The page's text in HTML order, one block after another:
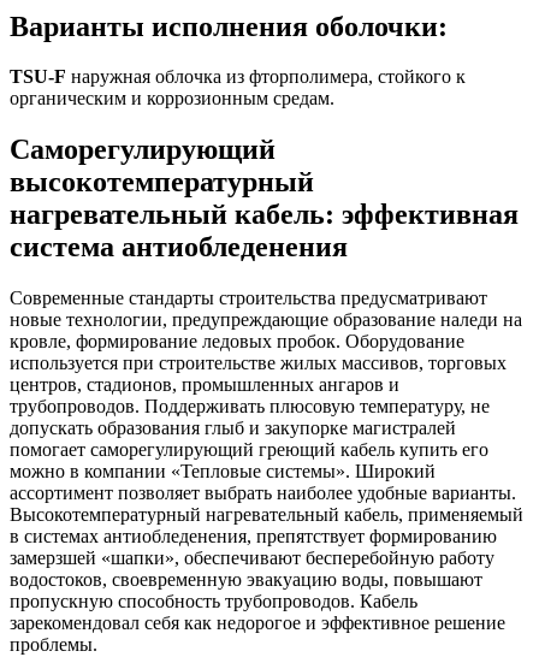
Варианты исполнения оболочки:
TSU-F наружная облочка из фторполимера, стойкого к
органическим и коррозионным средам.
Cаморегулирующий
высокотемпературный
нагревательный кабель: эффективная
система антиобледенения
Современные стандарты строительства предусматривают
новые технологии, предупреждающие образование наледи на
кровле, формирование ледовых пробок. Оборудование
используется при строительстве жилых массивов, торговых
центров, стадионов, промышленных ангаров и
трубопроводов. Поддерживать плюсовую температуру, не
допускать образования глыб и закупорке магистралей
помогает саморегулирующий греющий кабель купить его
можно в компании «Тепловые системы». Широкий
ассортимент позволяет выбрать наиболее удобные варианты.
Высокотемпературный нагревательный кабель, применяемый
в системах антиобледенения, препятствует формированию
замерзшей «шапки», обеспечивают бесперебойную работу
водостоков, своевременную эвакуацию воды, повышают
пропускную способность трубопроводов. Кабель
зарекомендовал себя как недорогое и эффективное решение
проблемы.